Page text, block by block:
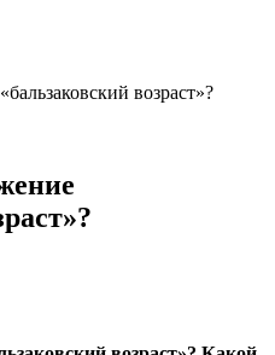
возраст»?